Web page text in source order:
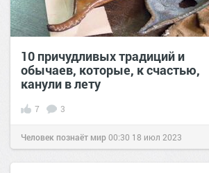
10 причудливых традиций и
обычаев, которые, к счастью,
канули в лету
7 3
Человек познаёт мир00:30 18 июл 2023